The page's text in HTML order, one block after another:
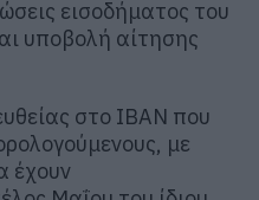
εισοδήματος του
υποβολή αίτησης
στο IBAN που
με
έχουν